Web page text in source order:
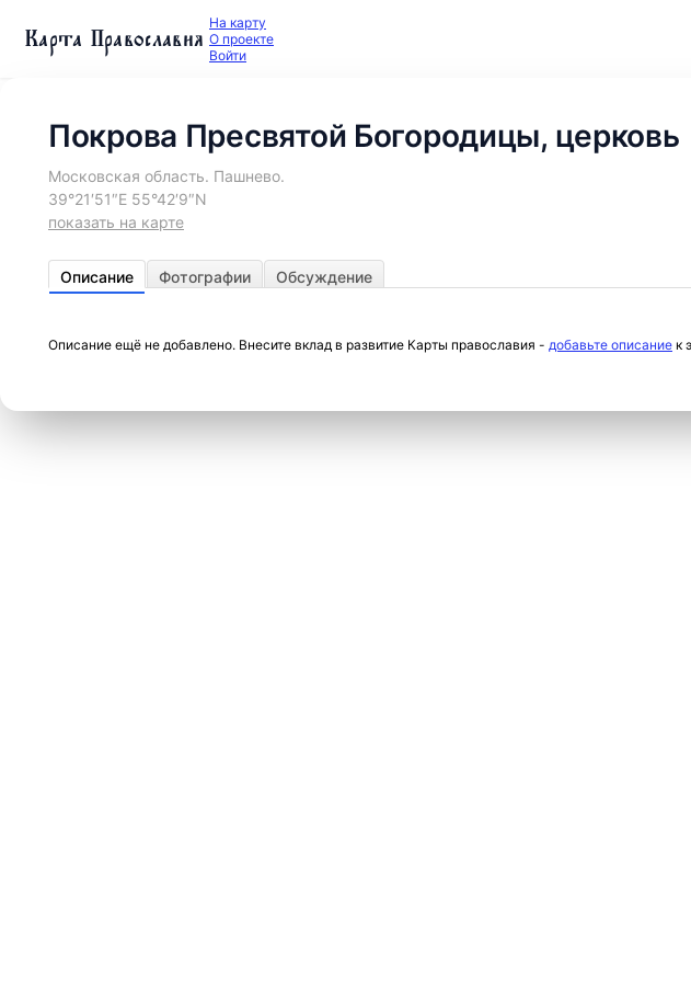
Карта Православия На карту
О проекте
Войти
Покрова Пресвятой Богородицы, церковь
Московская область. Пашнево.
39°21′51″E 55°42′9″N
показать на карте
Описание Фотографии Обсуждение
Описание ещё не добавлено. Внесите вклад в развитие Карты православия - добавьте описание к